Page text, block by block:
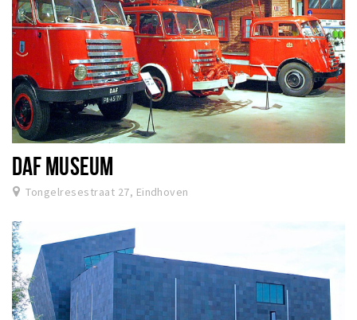
DAF MUSEUM
Tongelresestraat 27, Eindhoven